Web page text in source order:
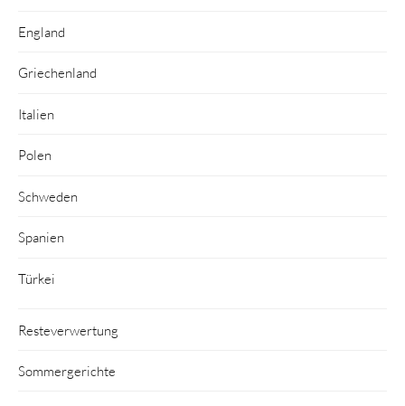
England
Griechenland
Italien
Polen
Schweden
Spanien
Türkei
Resteverwertung
Sommergerichte